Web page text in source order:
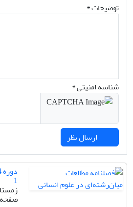
توضیحات *
شناسه امنیتی *
1
زمستان